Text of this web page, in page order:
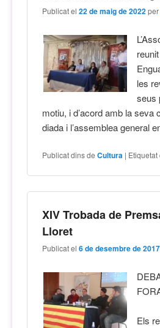
Publicat el22 de maig de 2022
les
seus
motiu, i d’acord amb la
diada i l’assemblea general
Publicat dins de Cultura | Etiquetat
XIV Trobada de
Lloret
Publicat el6 de desembre de 2017
Els